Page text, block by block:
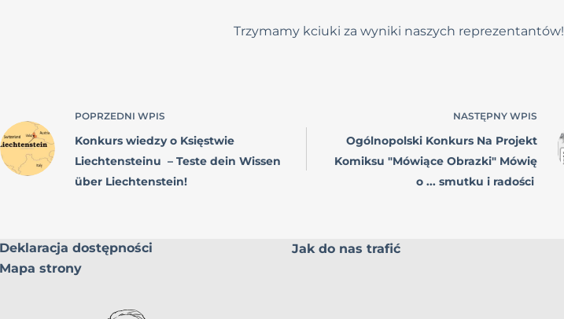
Trzymamy kciuki za wyniki naszych reprezentantów!
POPRZEDNI WPIS
Konkurs wiedzy o Księstwie
Liechtensteinu – Teste dein Wissen
über Liechtenstein!
NASTĘPNY WPIS
Ogólnopolski Konkurs Na Projekt
Komiksu "Mówiące Obrazki" Mówię
o ... smutku i radości
Deklaracja dostępności
Mapa strony
Jak do nas trafić